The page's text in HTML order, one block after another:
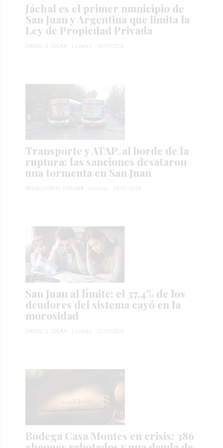
Jáchal es el primer municipio de
San Juan y Argentina que limita la
Ley de Propiedad Privada
DANIEL G. SOLAR Locales 28/07/2026
Transporte y ATAP, al borde de la
ruptura: las sanciones desataron
una tormenta en San Juan
REDACCIÓN EL TRIBUNA Locales 28/07/2026
San Juan al límite: el 37,4% de los
deudores del sistema cayó en la
morosidad
DANIEL G. SOLAR Locales 27/07/2026
Bodega Casa Montes en crisis: 386